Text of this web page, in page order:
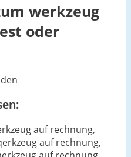
werkzeug
oder
auf rechnung,
auf rechnung,